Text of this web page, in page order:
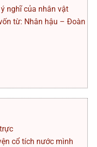
nghĩ của nhân vật
từ: Nhân hậu – Đoàn
cổ tích nước mình